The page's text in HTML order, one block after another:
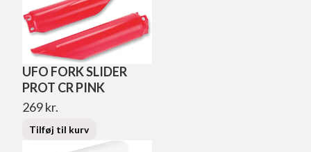
UFO FORK SLIDER
PROT CR PINK
269kr.
Tilføj til kurv